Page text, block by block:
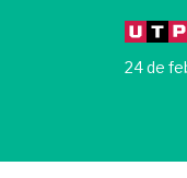
24 de